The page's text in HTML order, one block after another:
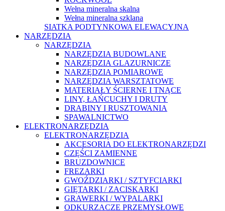
Wełna mineralna skalna
Wełna mineralna szklana
SIATKA PODTYNKOWA ELEWACYJNA
NARZĘDZIA
NARZĘDZIA
NARZĘDZIA BUDOWLANE
NARZĘDZIA GLAZURNICZE
NARZĘDZIA POMIAROWE
NARZĘDZIA WARSZTATOWE
MATERIAŁY ŚCIERNE I TNĄCE
LINY, ŁAŃCUCHY I DRUTY
DRABINY I RUSZTOWANIA
SPAWALNICTWO
ELEKTRONARZĘDZIA
ELEKTRONARZĘDZIA
AKCESORIA DO ELEKTRONARZĘDZI
CZĘŚCI ZAMIENNE
BRUZDOWNICE
FREZARKI
GWOŹDZIARKI / SZTYFCIARKI
GIĘTARKI / ZACISKARKI
GRAWERKI / WYPALARKI
ODKURZACZE PRZEMYSŁOWE